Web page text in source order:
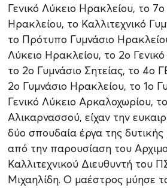
Γενικό Λύκειο Ηρακλείου, το 7ο
Ηρακλείου, το Καλλιτεχνικό
το Πρότυπο Γυμνάσιο
Λύκειο Ηρακλείου, το 2ο
το 2ο Γυμνάσιο Σητείας, το 4ο
2ο Γυμνάσιο Ηρακλείου, το 1ο
Γενικό Λύκειο Αρκαλοχωρίου,
Αλικαρνασσού, είχαν την
δύο σπουδαία έργα της
από την παρουσίαση του
Καλλιτεχνικού Διευθυντή του
Μιχαηλίδη. Ο μαέστρος μύησε